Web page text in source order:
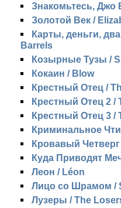
Знакомьтесь, Джо
Золотой Век /
Карты, деньги,
Barrels
Козырные Тузы /
Кокаин / Blow
Крестный Отец /
Крестный Отец 2 /
Крестный Отец 3 /
Криминальное
Кровавый
Куда Приводят
Леон / Léon
Лицо со Шрамом /
Лузеры / The